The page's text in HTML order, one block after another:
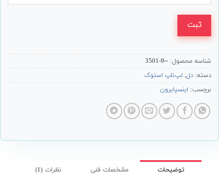
ثبت
شناسه محصول: --9-3501
دسته: دل, لپ‌تاپ استوک
برچسب: اینسپایرون
توضیحات مشخصات فنی نظرات (1)